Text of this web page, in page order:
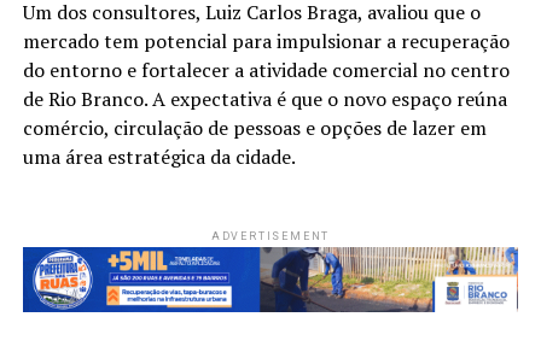
Um dos consultores, Luiz Carlos Braga, avaliou que o
mercado tem potencial para impulsionar a recuperação
do entorno e fortalecer a atividade comercial no centro
de Rio Branco. A expectativa é que o novo espaço reúna
comércio, circulação de pessoas e opções de lazer em
uma área estratégica da cidade.
ADVERTISEMENT